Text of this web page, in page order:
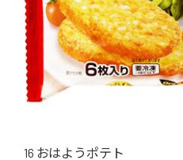
16 おはようポテト